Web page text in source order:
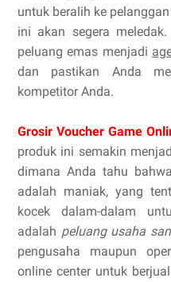
untuk beralih ke
ini akan segera
peluang emas menjadi
dan pastikan Anda
kompetitor Anda.
Grosir Voucher Game
produk ini semakin
dimana Anda tahu
adalah maniak, yang
kocek dalam-dalam
adalah peluang usaha
pengusaha maupun
online center untuk